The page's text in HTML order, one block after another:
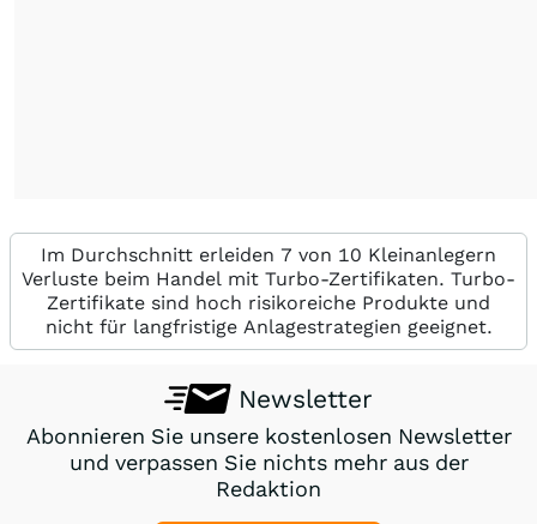
Im Durchschnitt erleiden 7 von 10 Kleinanlegern
Verluste beim Handel mit Turbo-Zertifikaten. Turbo-
Zertifikate sind hoch risikoreiche Produkte und
nicht für langfristige Anlagestrategien geeignet.
Newsletter
Abonnieren Sie unsere kostenlosen Newsletter
und verpassen Sie nichts mehr aus der
Redaktion